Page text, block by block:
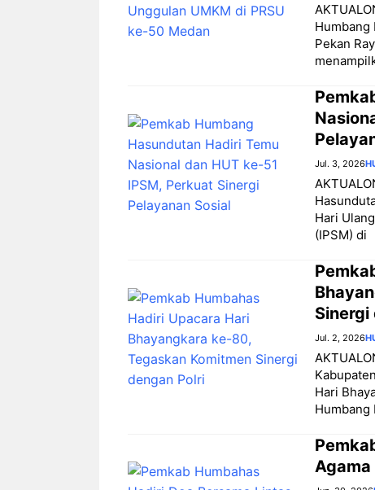
Humbang
Pekan
Jul. 3, 2026
Hari
(IPSM) di
Sinergi
Jul. 2, 2026
Hari
Humbang